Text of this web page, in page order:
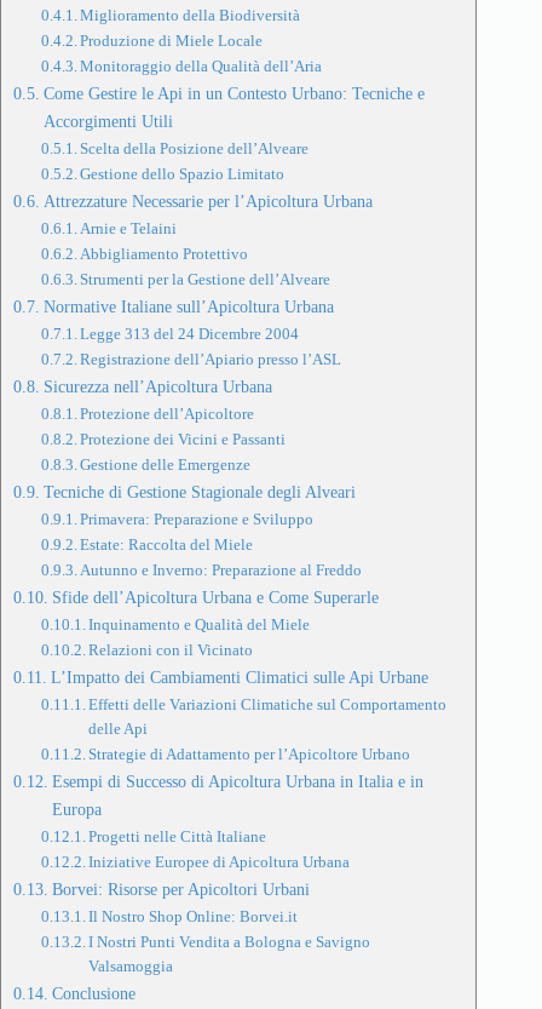
Miglioramento della Biodiversità
Produzione di Miele Locale
Monitoraggio della Qualità dell’Aria
Come Gestire le Api in un Contesto Urbano: Tecniche e
Accorgimenti Utili
Scelta della Posizione dell’Alveare
Gestione dello Spazio Limitato
Attrezzature Necessarie per l’Apicoltura Urbana
Arnie e Telaini
Abbigliamento Protettivo
Strumenti per la Gestione dell’Alveare
Normative Italiane sull’Apicoltura Urbana
Legge 313 del 24 Dicembre 2004
Registrazione dell’Apiario presso l’ASL
Sicurezza nell’Apicoltura Urbana
Protezione dell’Apicoltore
Protezione dei Vicini e Passanti
Gestione delle Emergenze
Tecniche di Gestione Stagionale degli Alveari
Primavera: Preparazione e Sviluppo
Estate: Raccolta del Miele
Autunno e Inverno: Preparazione al Freddo
Sfide dell’Apicoltura Urbana e Come Superarle
Inquinamento e Qualità del Miele
Relazioni con il Vicinato
L’Impatto dei Cambiamenti Climatici sulle Api Urbane
Effetti delle Variazioni Climatiche sul Comportamento
delle Api
Strategie di Adattamento per l’Apicoltore Urbano
Esempi di Successo di Apicoltura Urbana in Italia e in
Europa
Progetti nelle Città Italiane
Iniziative Europee di Apicoltura Urbana
Borvei: Risorse per Apicoltori Urbani
Il Nostro Shop Online: Borvei.it
I Nostri Punti Vendita a Bologna e Savigno
Valsamoggia
Conclusione